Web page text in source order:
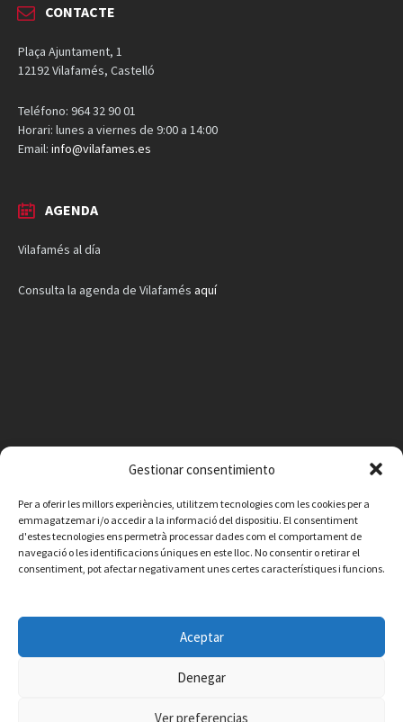
Gestionar consentimiento
Per a oferir les millors experiències, utilitzem tecnologies com les cookies per a
emmagatzemar i/o accedir a la informació del dispositiu. El consentiment
d'estes tecnologies ens permetrà processar dades com el comportament de
navegació o les identificacions úniques en este lloc. No consentir o retirar el
consentiment, pot afectar negativament unes certes característiques i funcions.
Aceptar
Denegar
Ver preferencias
CONTACTE
Plaça Ajuntament, 1
12192 Vilafamés, Castelló
Teléfono: 964 32 90 01
Horari: lunes a viernes de 9:00 a 14:00
Email: info@vilafames.es
AGENDA
Vilafamés al día
Consulta la agenda de Vilafamés aquí
Política de privacitat
© 2026 Ajuntament de Vilafamés - Desarrollada por